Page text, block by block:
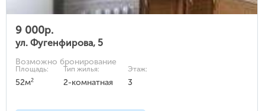
9 000р.
ул. Фугенфирова, 5
Возможно бронирование
Площадь:
52м2
Тип жилья:
2-комнатная
Этаж:
3